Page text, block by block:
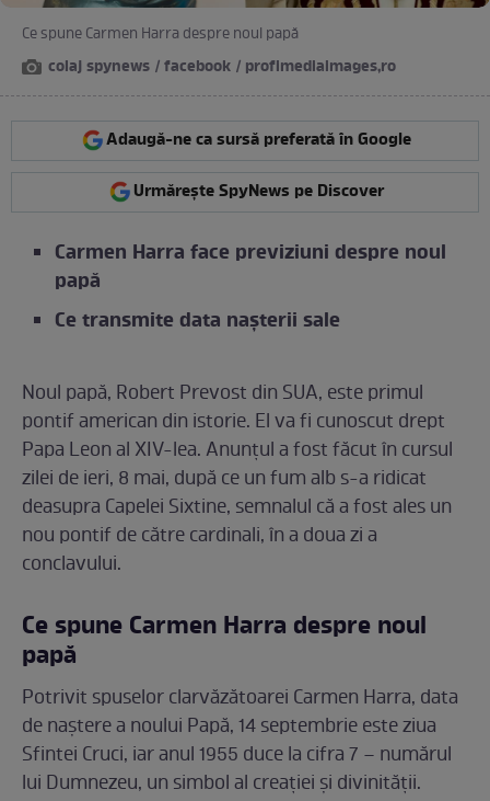
Ce spune Carmen Harra despre noul papă
colaj spynews / facebook / profimediaimages,ro
Adaugă-ne ca sursă preferată în Google
Urmărește SpyNews pe Discover
Carmen Harra face previziuni despre noul
papă
Ce transmite data nașterii sale
Noul papă, Robert Prevost din SUA, este primul
pontif american din istorie. El va fi cunoscut drept
Papa Leon al XIV-lea. Anunțul a fost făcut în cursul
zilei de ieri, 8 mai, după ce un fum alb s-a ridicat
deasupra Capelei Sixtine, semnalul că a fost ales un
nou pontif de către cardinali, în a doua zi a
conclavului.
Ce spune Carmen Harra despre noul
papă
Potrivit spuselor clarvăzătoarei Carmen Harra, data
de naștere a noului Papă, 14 septembrie este ziua
Sfintei Cruci, iar anul 1955 duce la cifra 7 – numărul
lui Dumnezeu, un simbol al creației și divinității.